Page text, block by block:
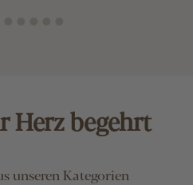
Herz begehrt
unseren Kategorien